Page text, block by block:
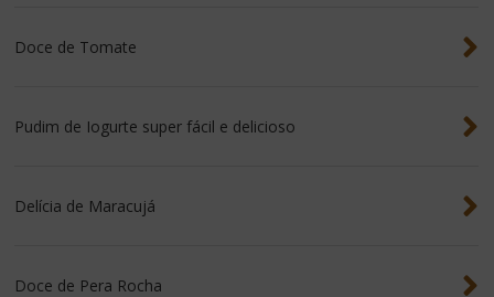
Doce de Tomate
Pudim de Iogurte super fácil e delicioso
Delícia de Maracujá
Doce de Pera Rocha